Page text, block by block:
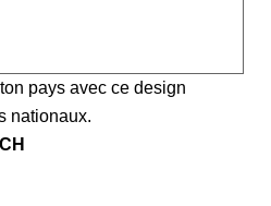
pays avec ce design
nationaux.